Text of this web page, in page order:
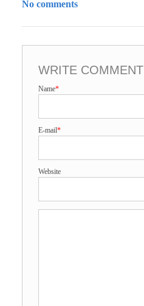
No comments
WRITE COMMENT
Name*
E-mail*
Website